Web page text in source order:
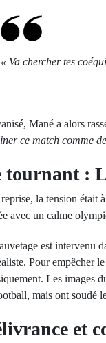
« Va chercher tes
Mané a alors
ce match comme
tournant :
la tension était
avec un calme
est intervenu
Pour empêcher
Les images
mais ont soudé
et